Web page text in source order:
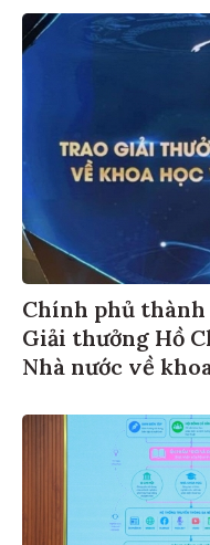
Chính phủ
Giải thưởng Hồ
Nhà nước về